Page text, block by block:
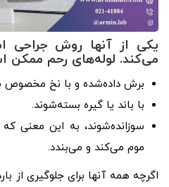
یکی از آنها روش جراحی
می‌کند. لوله‌های رحم ممکن
برش داده‌شده و با نخ مخصوص
با باند یا گیره بسته‌شوند.
سوزانده‌شوند، به این معنی که
موم می‌کند و می‌بندد.
اگرچه همه آنها برای جلوگیری از